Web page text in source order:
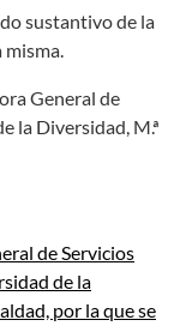
sustantivo de la
misma.
General de
la Diversidad, M.ª
de Servicios
de la
por la que se